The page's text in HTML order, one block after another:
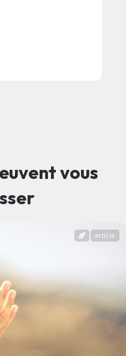
vous
article